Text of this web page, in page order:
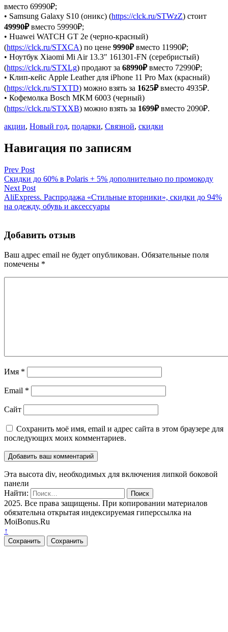
вместо 69990₽;
• Samsung Galaxy S10 (оникс) (https://clck.ru/STWzZ) стоит
49990₽вместо 59990₽;
• Huawei WATCH GT 2e (черно-красный)
(https://clck.ru/STXCA) по цене 9990₽вместо 11990₽;
• Ноутбук Xiaomi Mi Air 13.3″ 161301-FN (серебристый)
(https://clck.ru/STXLg) продают за 68990₽вместо 72990₽;
• Клип-кейс Apple Leather для iPhone 11 Pro Max (красный)
(https://clck.ru/STXTD) можно взять за 1625₽вместо 4935₽.
• Кофемолка Bosch MKM 6003 (черный)
(https://clck.ru/STXXB) можно взять за 1699₽вместо 2090₽.
акции, Новый год, подарки, Связной, скидки
Навигация по записям
Prev Post
Скидки до 60% в Polaris + 5% дополнительно по промокоду
Next Post
AliExpress. Распродажа «Стильные вторники», скидки до 94%
на одежду, обувь и аксессуары
Добавить отзыв
Ваш адрес email не будет опубликован. Обязательные поля
помечены *
Имя *
Email *
Сайт
Сохранить моё имя, email и адрес сайта в этом браузере для
последующих моих комментариев.
Эта высота div, необходимых для включения липкой боковой
панели
Найти:
2025. Все права защищены. При копировании материалов
обязательна открытая индексируемая гиперссылка на
MoiBonus.Ru
↑